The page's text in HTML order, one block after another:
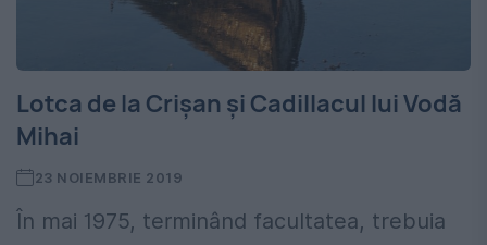
Lotca de la Crișan și Cadillacul lui Vodă
Mihai
23 NOIEMBRIE 2019
În mai 1975, terminând facultatea, trebuia